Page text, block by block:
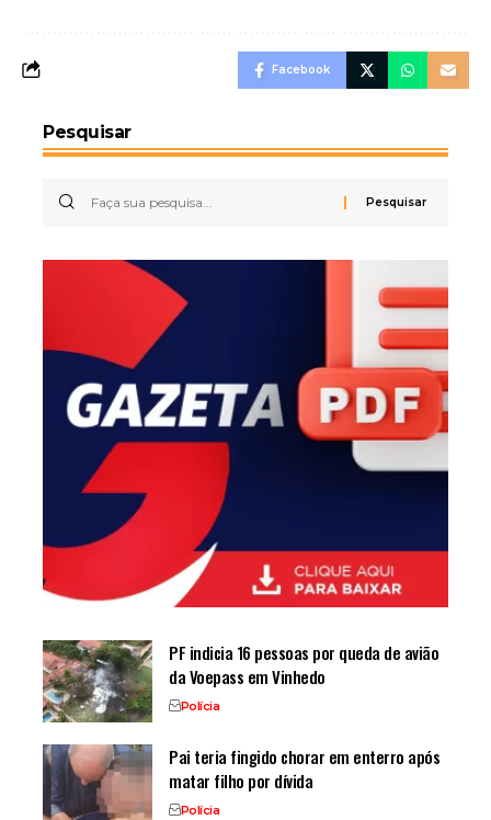
Facebook
Pesquisar
PF indicia 16 pessoas por queda de avião
da Voepass em Vinhedo
Polícia
Pai teria fingido chorar em enterro após
matar filho por dívida
Polícia